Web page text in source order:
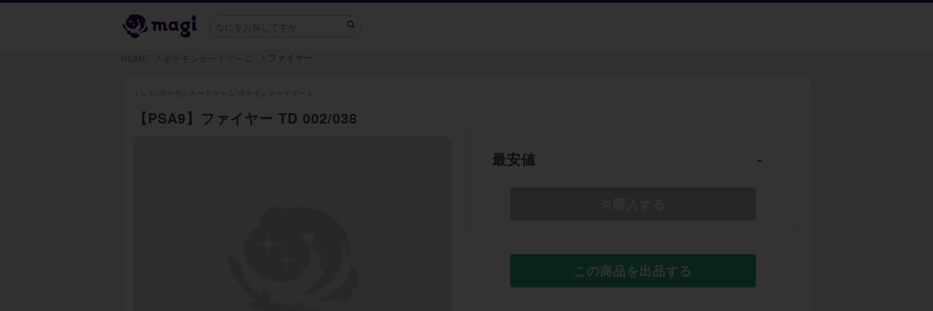
【PSA9】ファイヤー TD 002/038
最安値 -
この商品を出品する